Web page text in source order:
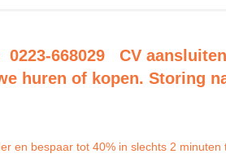
668029 CV
huren of kopen. Storing
en bespaar tot 40% in slechts 2 minuten